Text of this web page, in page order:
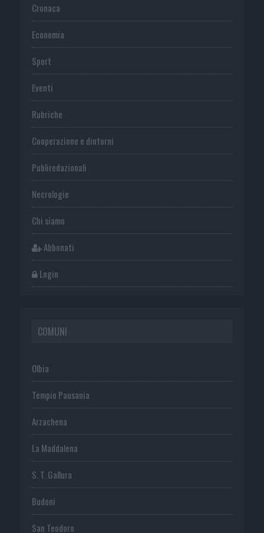
Cronaca
Economia
Sport
Eventi
Rubriche
Cooperazione e dintorni
Publiredazionali
Necrologie
Chi siamo
Abbonati
Login
COMUNI
Olbia
Tempio Pausania
Arzachena
La Maddalena
S. T. Gallura
Budoni
San Teodoro